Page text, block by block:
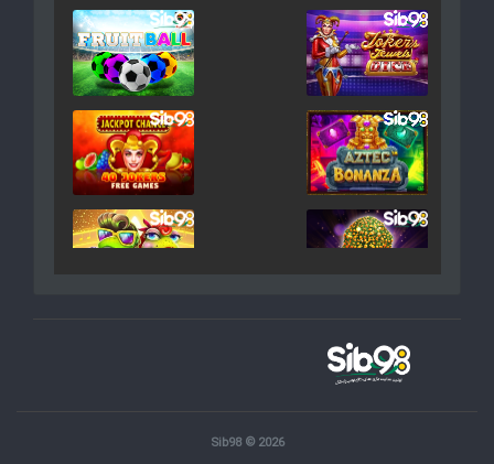
Sib98 © 2026